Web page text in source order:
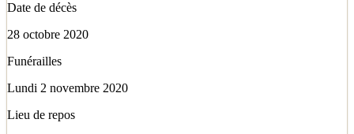
Date de décès
28 octobre 2020
Funérailles
Lundi 2 novembre 2020
Lieu de repos